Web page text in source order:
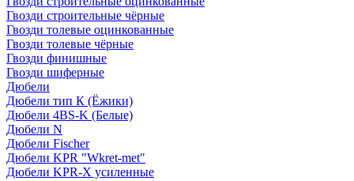
Гвозди строительные чёрные
Гвозди толевые оцинкованные
Гвозди толевые чёрные
Гвозди финишные
Гвозди шиферные
Дюбели
Дюбели тип К (Ёжики)
Дюбели 4BS-K (Белые)
Дюбели N
Дюбели Fischer
Дюбели KPR "Wkret-met"
Дюбели KPR-Х усиленные